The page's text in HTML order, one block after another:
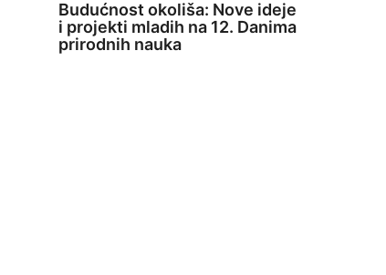
Budućnost okoliša: Nove ideje
i projekti mladih na 12. Danima
prirodnih nauka